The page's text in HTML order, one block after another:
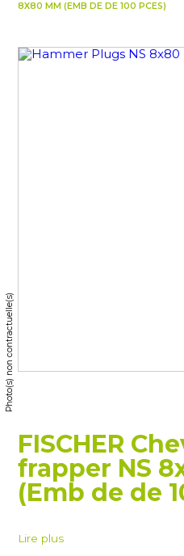
8X80 MM (EMB DE DE 100 PCES)
Photo(s) non contractuelle(s)
FISCHER
frapper NS
(Emb de de
Lire plus